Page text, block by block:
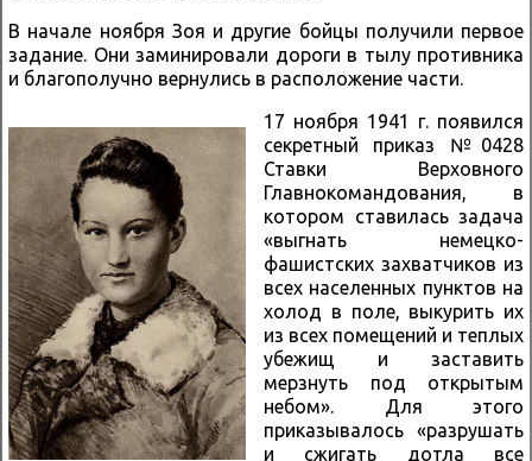
В начале ноября Зоя и другие бойцы получили первое
задание. Они заминировали дороги в тылу противника
и благополучно вернулись в расположение части.
17 ноября 1941 г. появился
секретный приказ №0428
Ставки Верховного
Главнокомандования, в
котором ставилась задача
«выгнать немецко-
фашистских захватчиков из
всех населенных пунктов на
холод в поле, выкурить их
из всех помещений и теплых
убежищ и заставить
мерзнуть под открытым
небом». Для этого
приказывалось «разрушать
и сжигать дотла все